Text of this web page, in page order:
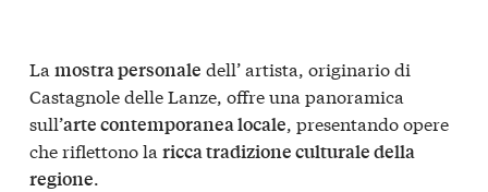
La mostra personale dell’ artista, originario di
Castagnole delle Lanze, offre una panoramica
sull’arte contemporanea locale, presentando opere
che riflettono la ricca tradizione culturale della
regione.